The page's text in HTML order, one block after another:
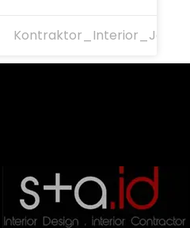
Kontraktor_Interior_Jakarta